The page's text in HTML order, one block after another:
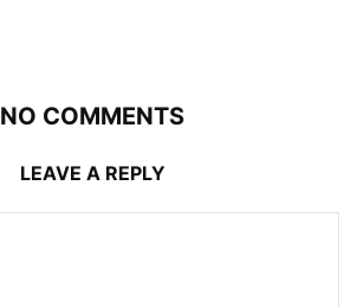
NO COMMENTS
LEAVE A REPLY